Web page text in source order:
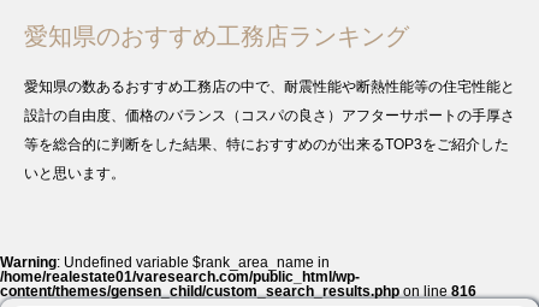
愛知県のおすすめ工務店ランキング
愛知県の数あるおすすめ工務店の中で、耐震性能や断熱性能等の住宅性能と
設計の自由度、価格のバランス（コスパの良さ）アフターサポートの手厚さ
等を総合的に判断をした結果、特におすすめのが出来るTOP3をご紹介した
いと思います。
Warning: Undefined variable $rank_area_name in
/home/realestate01/varesearch.com/public_html/wp-
content/themes/gensen_child/custom_search_results.phpon line816